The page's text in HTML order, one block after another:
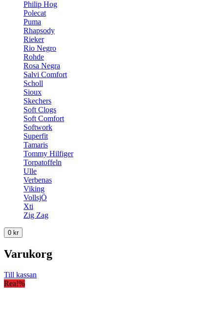
Philip Hog
Polecat
Puma
Rhapsody
Rieker
Rio Negro
Rohde
Rosa Negra
Salvi Comfort
Scholl
Sioux
Skechers
Soft Clogs
Soft Comfort
Softwork
Superfit
Tamaris
Tommy Hilfiger
Torpatoffeln
Ulle
Verbenas
Viking
VollsjÖ
Xti
Zig Zag
0 kr
Varukorg
Till kassan
Rea!%